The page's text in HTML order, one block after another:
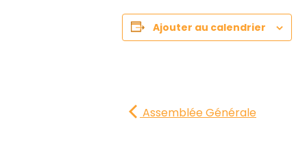
Ajouter au calendrier
Assemblée Générale